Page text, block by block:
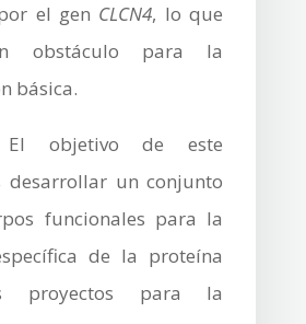
el gen CLCN4, lo que
obstáculo para la
básica.
objetivo de este
desarrollar un conjunto
funcionales para la
de la proteína
proyectos para la